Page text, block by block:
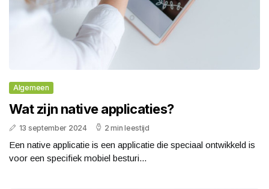
Algemeen
Wat zijn native applicaties?
13 september 2024 2 min leestijd
Een native applicatie is een applicatie die speciaal ontwikkeld is
voor een specifiek mobiel besturi...